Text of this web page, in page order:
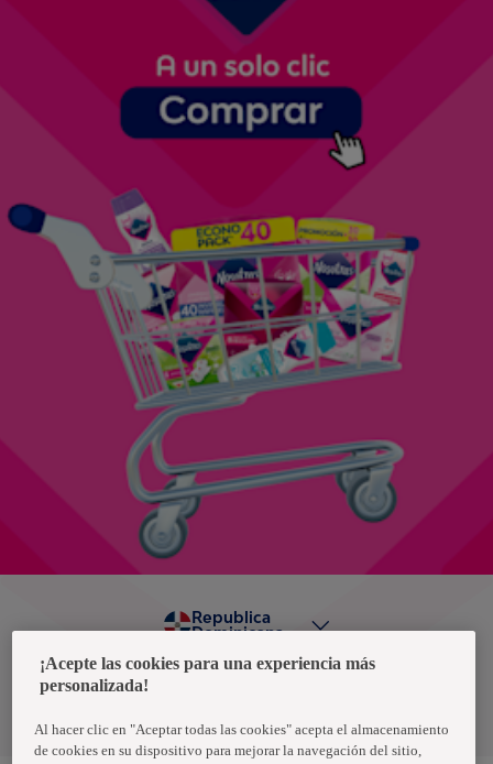
Política de privacidad de datos
Republica
Dominicana
¡Acepte las cookies para una experiencia más
personalizada!
Al hacer clic en "Aceptar todas las cookies" acepta el almacenamiento
de cookies en su dispositivo para mejorar la navegación del sitio,